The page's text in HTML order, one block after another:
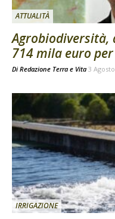
ATTUALITÀ
714 mila euro
Di Redazione Terra e Vita 3
IRRIGAZIONE